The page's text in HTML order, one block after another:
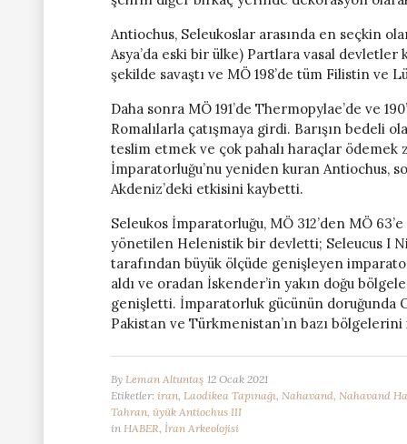
Antiochus, Seleukoslar arasında en seçkin
Asya’da eski bir ülke) Partlara vasal devletler
şekilde savaştı ve MÖ 198’de tüm Filistin ve
Daha sonra MÖ 191’de Thermopylae’de ve
Romalılarla çatışmaya girdi. Barışın bedeli
teslim etmek ve çok pahalı haraçlar ödemek
İmparatorluğu’nu yeniden kuran Antiochus,
Akdeniz’deki etkisini kaybetti.
Seleukos İmparatorluğu, MÖ 312’den MÖ
yönetilen Helenistik bir devletti; Seleucus I
tarafından büyük ölçüde genişleyen
aldı ve oradan İskender’in yakın doğu
genişletti. İmparatorluk gücünün doruğunda
Pakistan ve Türkmenistan’ın bazı
By Leman Altuntaş 12 Ocak 2021
Etiketler: iran Laodikea Tapınağı Nahavand Nahavand
Tahran üyük Antiochus III
in HABER İran Arkeolojisi